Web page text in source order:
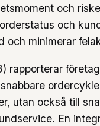
och
och
och minimerar
rapporterar
utan också till
En